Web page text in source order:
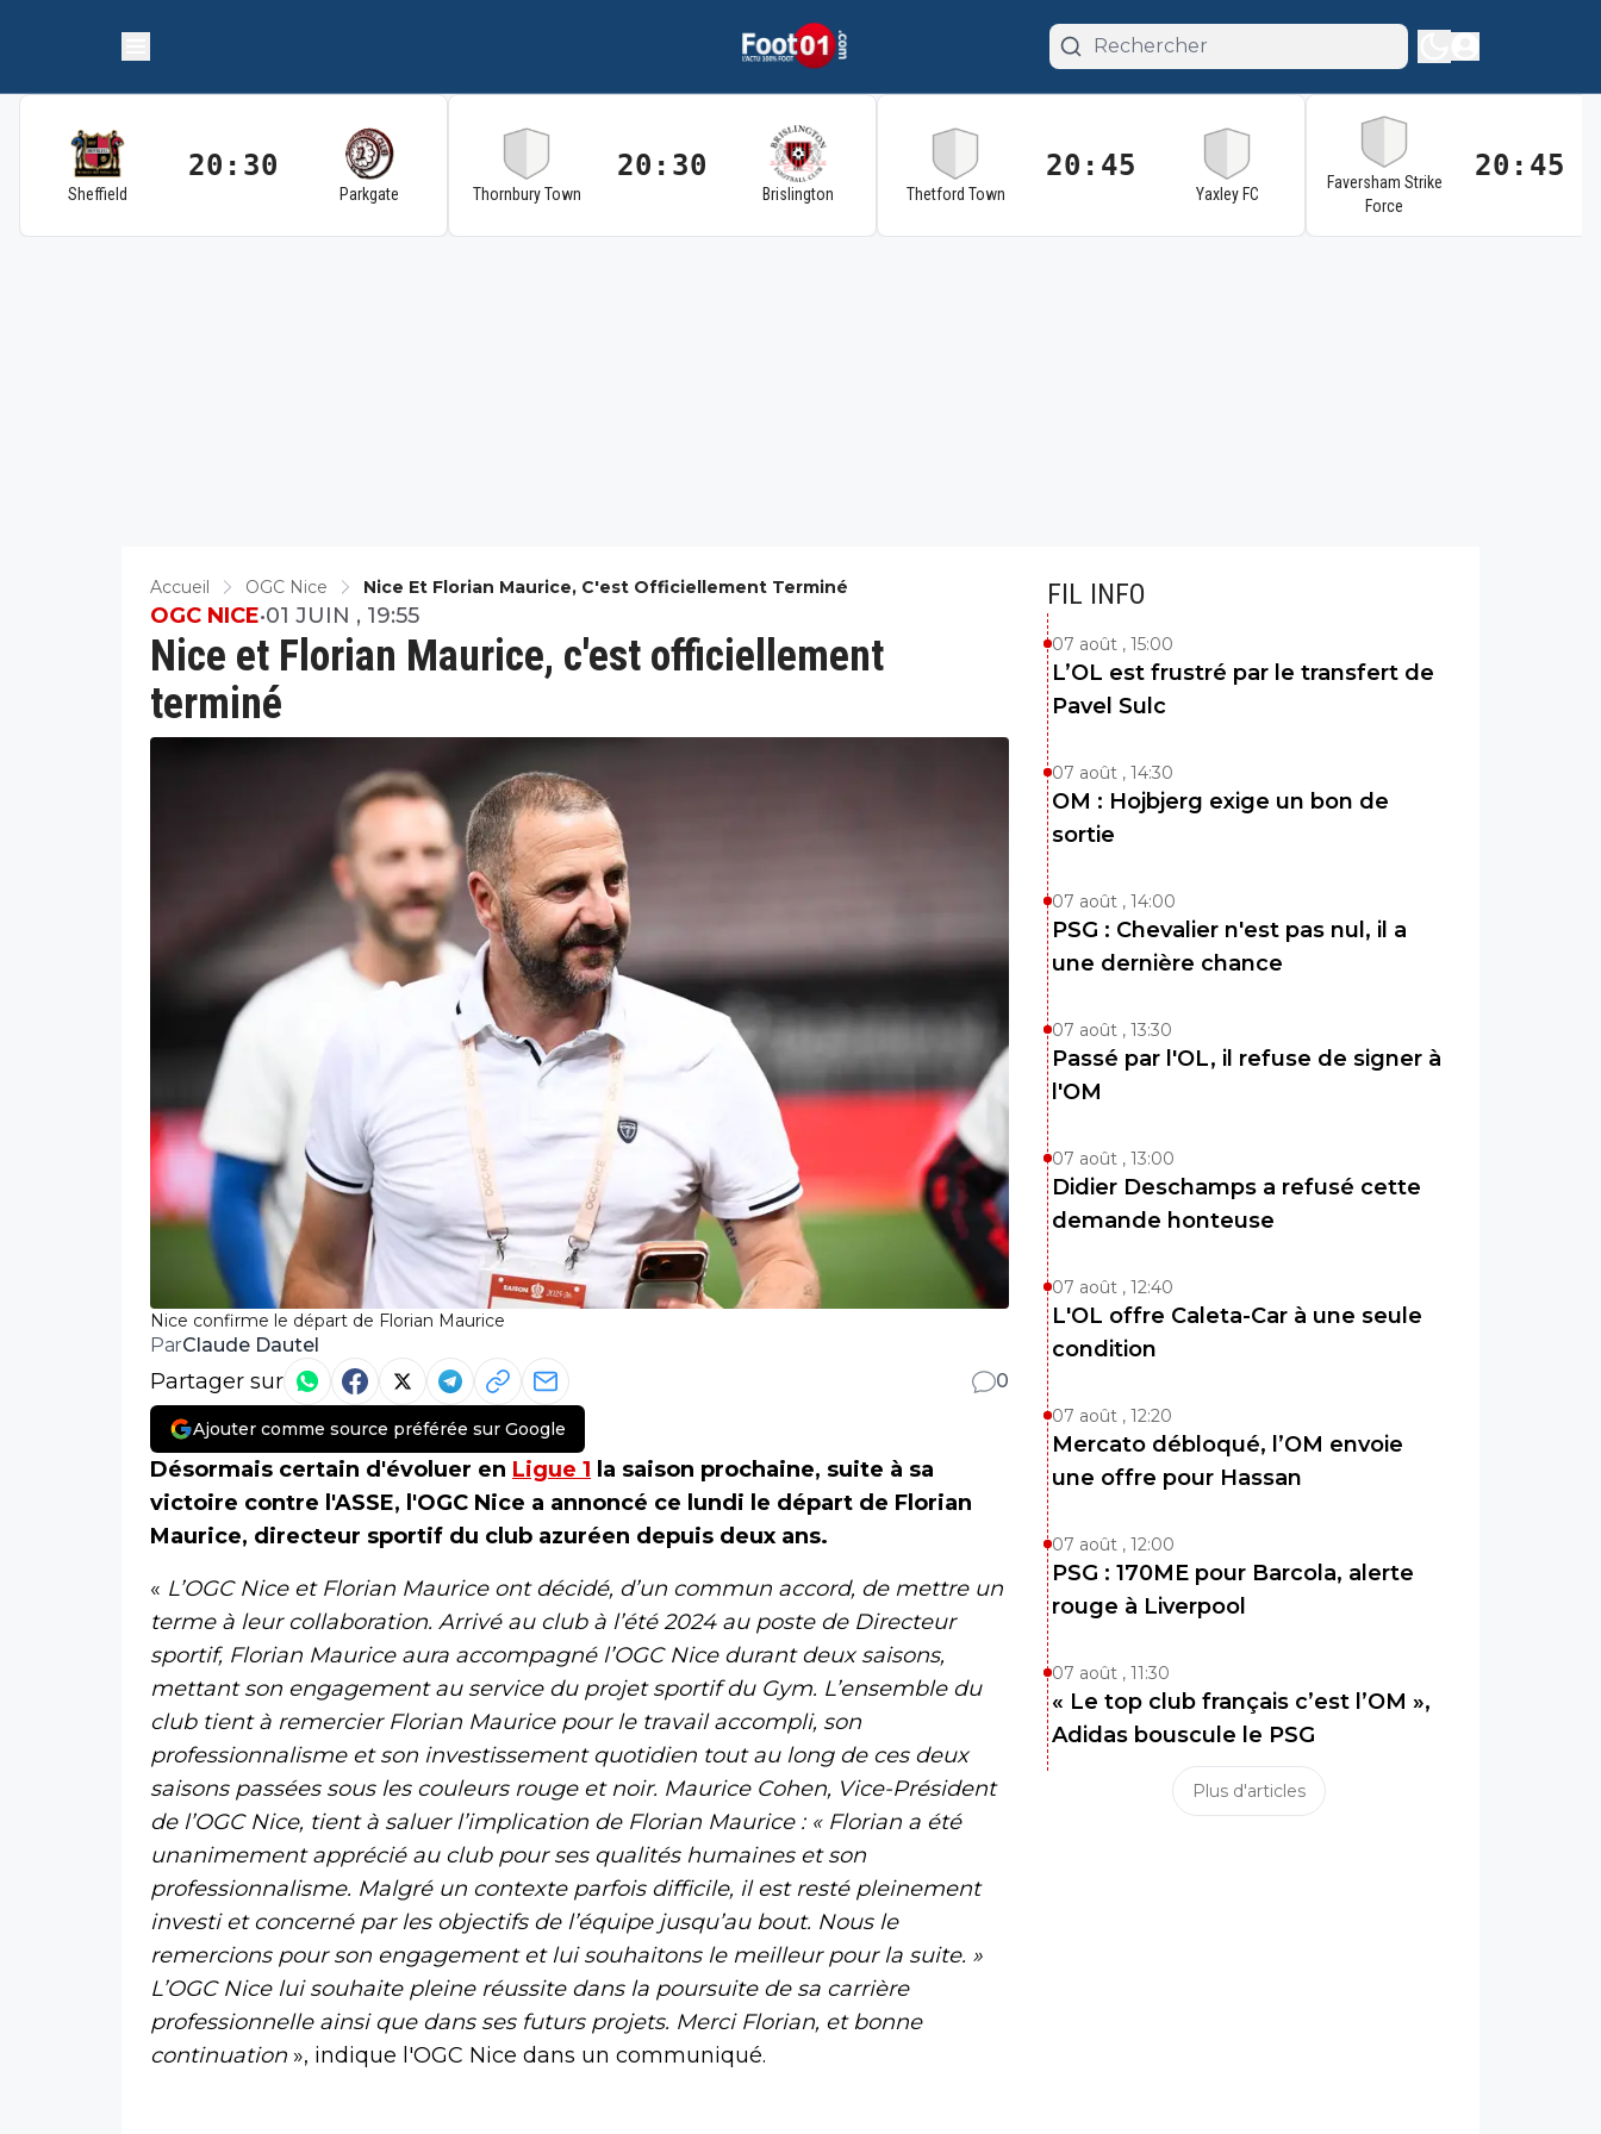
Sheffield
20:30
Parkgate Thornbury Town
20:30
Brislington Thetford Town
20:45
Yaxley FC
Faversham Strike
Force
20:45
Accueil OGC Nice Nice Et Florian Maurice, C'est Officiellement Terminé
Nice confirme le départ de Florian Maurice
Nice et Florian Maurice, c'est officiellement
terminé
OGC NICE•01 JUIN , 19:55
ParClaude Dautel
Partager sur 0
Ajouter comme source préférée sur Google
Désormais certain d'évoluer en Ligue 1 la saison prochaine, suite à sa
victoire contre l'ASSE, l'OGC Nice a annoncé ce lundi le départ de Florian
Maurice, directeur sportif du club azuréen depuis deux ans.
« L’OGC Nice et Florian Maurice ont décidé, d’un commun accord, de mettre un
terme à leur collaboration. Arrivé au club à l’été 2024 au poste de Directeur
sportif, Florian Maurice aura accompagné l’OGC Nice durant deux saisons,
mettant son engagement au service du projet sportif du Gym. L’ensemble du
club tient à remercier Florian Maurice pour le travail accompli, son
professionnalisme et son investissement quotidien tout au long de ces deux
saisons passées sous les couleurs rouge et noir. Maurice Cohen, Vice-Président
de l’OGC Nice, tient à saluer l’implication de Florian Maurice : « Florian a été
unanimement apprécié au club pour ses qualités humaines et son
professionnalisme. Malgré un contexte parfois difficile, il est resté pleinement
investi et concerné par les objectifs de l’équipe jusqu’au bout. Nous le
remercions pour son engagement et lui souhaitons le meilleur pour la suite. »
L’OGC Nice lui souhaite pleine réussite dans la poursuite de sa carrière
professionnelle ainsi que dans ses futurs projets. Merci Florian, et bonne
continuation », indique l'OGC Nice dans un communiqué.
FIL INFO
07 août , 15:00
L’OL est frustré par le transfert de
Pavel Sulc
07 août , 14:30
OM : Hojbjerg exige un bon de
sortie
07 août , 14:00
PSG : Chevalier n'est pas nul, il a
une dernière chance
07 août , 13:30
Passé par l'OL, il refuse de signer à
l'OM
07 août , 13:00
Didier Deschamps a refusé cette
demande honteuse
07 août , 12:40
L'OL offre Caleta-Car à une seule
condition
07 août , 12:20
Mercato débloqué, l’OM envoie
une offre pour Hassan
07 août , 12:00
PSG : 170ME pour Barcola, alerte
rouge à Liverpool
07 août , 11:30
« Le top club français c’est l’OM »,
Adidas bouscule le PSG
Plus d'articles